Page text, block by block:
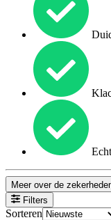
Meer over de
Filters
Sorteren